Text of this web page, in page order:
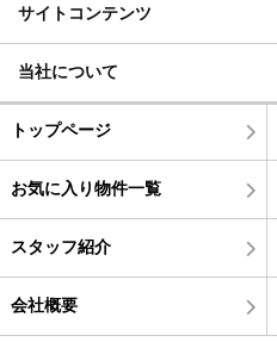
サイトコンテンツ
当社について
トップページ
お気に入り物件一覧
スタッフ紹介
会社概要